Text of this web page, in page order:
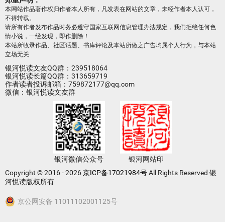
本网站作品著作权归作者本人所有，凡发表在网站的文章，未经作者本人认可，
不得转载。
请所有作者发布作品时务必遵守国家互联网信息管理办法规定，我们拒绝任何色
情小说，一经发现，即作删除！
本站所收录作品、社区话题、书库评论及本站所做之广告均属个人行为，与本站
立场无关
银河悦读文友QQ群：239518064
银河悦读长篇QQ群：313659719
作者读者投诉邮箱：759872177@qq.com
微信：银河悦读文友群
银河微信公众号
银河网站印
Copyright © 2016 - 2026京ICP备17021984号All Rights Reserved 银
河悦读版权所有
京公网安备 11011102001125号